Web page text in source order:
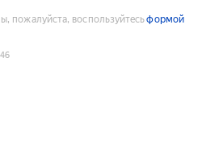
пожалуйста, воспользуйтесьформой